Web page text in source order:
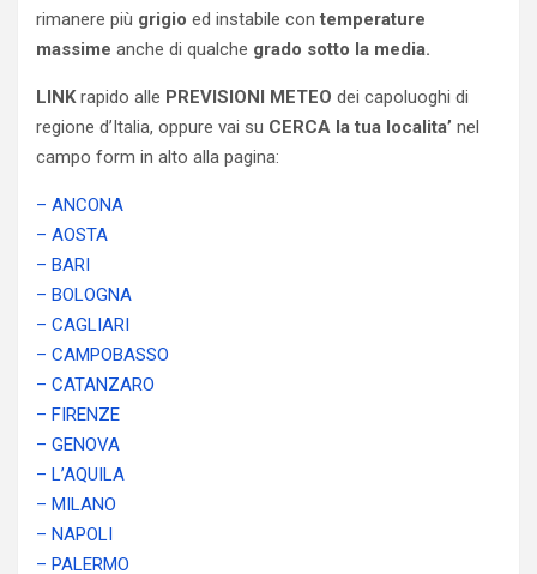
rimanere più grigio ed instabile contemperature
massime anche di qualche grado sotto la media.
LINKrapido alle PREVISIONI METEO dei capoluoghi di
regione d’Italia, oppure vai su CERCA la tua localita’ nel
campo form in alto alla pagina:
– ANCONA
– AOSTA
– BARI
– BOLOGNA
– CAGLIARI
– CAMPOBASSO
– CATANZARO
– FIRENZE
– GENOVA
– L’AQUILA
– MILANO
– NAPOLI
– PALERMO